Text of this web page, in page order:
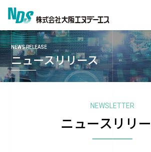
NEWS RELEASE
ニュースリリース
NEWSLETTER
ニュースリリ